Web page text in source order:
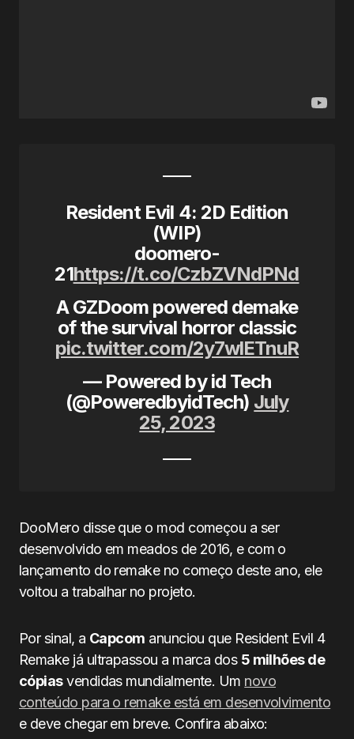
Resident Evil 4: 2D Edition
(WIP)
doomero-
21https://t.co/CzbZVNdPNd
A GZDoom powered demake
of the survival horror classic
pic.twitter.com/2y7wlETnuR
— Powered by id Tech
(@PoweredbyidTech) July
25, 2023
DooMero disse que o mod começou a ser
desenvolvido em meados de 2016, e com o
lançamento do remake no começo deste ano, ele
voltou a trabalhar no projeto.
Por sinal, a Capcom anunciou que Resident Evil 4
Remake já ultrapassou a marca dos 5 milhões de
cópiasvendidas mundialmente. Um novo
conteúdo para o remake está em desenvolvimento
e deve chegar em breve. Confira abaixo: